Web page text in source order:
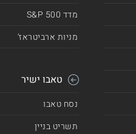
מדד 500 S&P
מניות ארביטראז'
טאבו ישיר
נסח טאבו
תשריט בניין